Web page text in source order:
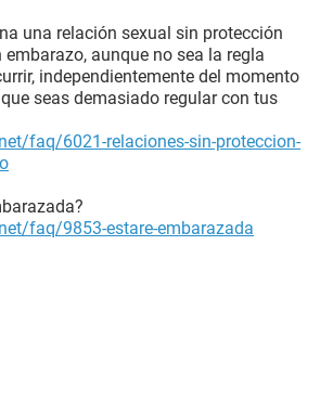
una relación sexual sin protección
aunque no sea la regla
independientemente del momento
seas demasiado regular con tus
faq/6021-relaciones-sin-proteccion-
faq/9853-estare-embarazada